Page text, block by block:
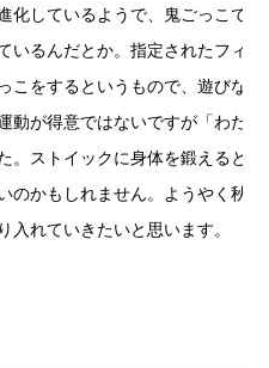
化しているようで、鬼ごっこで
いるんだとか。指定されたフィ
こをするというもので、遊びな
動が得意ではないですが「わた
。ストイックに身体を鍛えると
のかもしれません。ようやく秋
入れていきたいと思います。